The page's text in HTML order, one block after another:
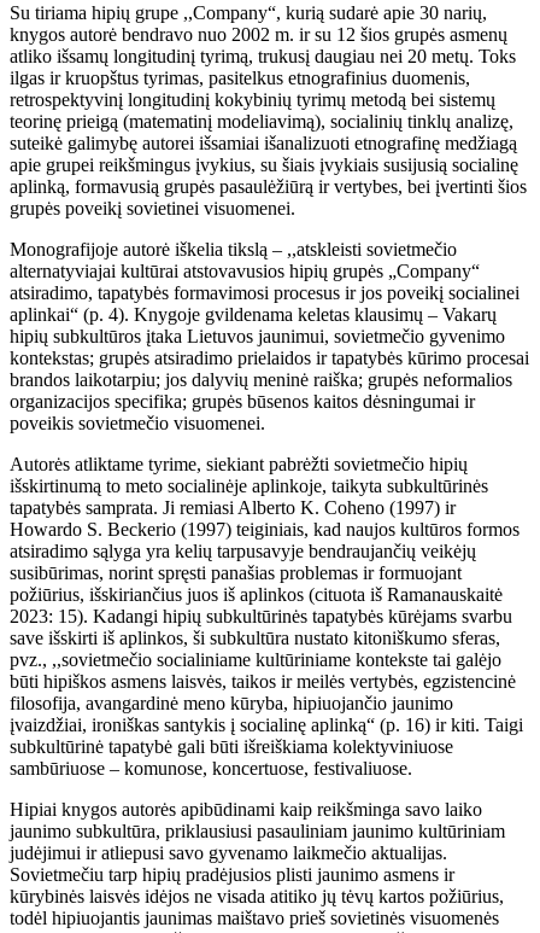
Su tiriama hipių grupe ,,Company“, kurią sudarė apie 30 narių,
knygos autorė bendravo nuo 2002 m. ir su 12 šios grupės asmenų
atliko išsamų longitudinį tyrimą, trukusį daugiau nei 20 metų. Toks
ilgas ir kruopštus tyrimas, pasitelkus etnografinius duomenis,
retrospektyvinį longitudinį kokybinių tyrimų metodą bei sistemų
teorinę prieigą (matematinį modeliavimą), socialinių tinklų analizę,
suteikė galimybę autorei išsamiai išanalizuoti etnografinę medžiagą
apie grupei reikšmingus įvykius, su šiais įvykiais susijusią socialinę
aplinką, formavusią grupės pasaulėžiūrą ir vertybes, bei įvertinti šios
grupės poveikį sovietinei visuomenei.
Monografijoje autorė iškelia tikslą – ,,atskleisti sovietmečio
alternatyviajai kultūrai atstovavusios hipių grupės „Company“
atsiradimo, tapatybės formavimosi procesus ir jos poveikį socialinei
aplinkai“ (p. 4). Knygoje gvildenama keletas klausimų – Vakarų
hipių subkultūros įtaka Lietuvos jaunimui, sovietmečio gyvenimo
kontekstas; grupės atsiradimo prielaidos ir tapatybės kūrimo procesai
brandos laikotarpiu; jos dalyvių meninė raiška; grupės neformalios
organizacijos specifika; grupės būsenos kaitos dėsningumai ir
poveikis sovietmečio visuomenei.
Autorės atliktame tyrime, siekiant pabrėžti sovietmečio hipių
išskirtinumą to meto socialinėje aplinkoje, taikyta subkultūrinės
tapatybės samprata. Ji remiasi Alberto K. Coheno (1997) ir
Howardo S. Beckerio (1997) teiginiais, kad naujos kultūros formos
atsiradimo sąlyga yra kelių tarpusavyje bendraujančių veikėjų
susibūrimas, norint spręsti panašias problemas ir formuojant
požiūrius, išskiriančius juos iš aplinkos (cituota iš Ramanauskaitė
2023: 15). Kadangi hipių subkultūrinės tapatybės kūrėjams svarbu
save išskirti iš aplinkos, ši subkultūra nustato kitoniškumo sferas,
pvz., ,,sovietmečio socialiniame kultūriniame kontekste tai galėjo
būti hipiškos asmens laisvės, taikos ir meilės vertybės, egzistencinė
filosofija, avangardinė meno kūryba, hipiuojančio jaunimo
įvaizdžiai, ironiškas santykis į socialinę aplinką“ (p. 16) ir kiti. Taigi
subkultūrinė tapatybė gali būti išreiškiama kolektyviniuose
sambūriuose – komunose, koncertuose, festivaliuose.
Hipiai knygos autorės apibūdinami kaip reikšminga savo laiko
jaunimo subkultūra, priklausiusi pasauliniam jaunimo kultūriniam
judėjimui ir atliepusi savo gyvenamo laikmečio aktualijas.
Sovietmečiu tarp hipių pradėjusios plisti jaunimo asmens ir
kūrybinės laisvės idėjos ne visada atitiko jų tėvų kartos požiūrius,
todėl hipiuojantis jaunimas maištavo prieš sovietinės visuomenės